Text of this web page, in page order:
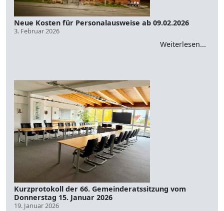
Neue Kosten für Personalausweise ab 09.02.2026
3. Februar 2026
Weiterlesen...
Kurzprotokoll der 66. Gemeinderatssitzung vom
Donnerstag 15. Januar 2026
19. Januar 2026